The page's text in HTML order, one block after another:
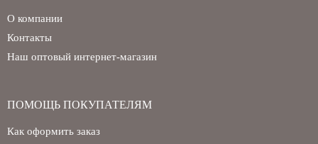
О компании
Контакты
Наш оптовый интернет-магазин
ПОМОЩЬ ПОКУПАТЕЛЯМ
Как оформить заказ